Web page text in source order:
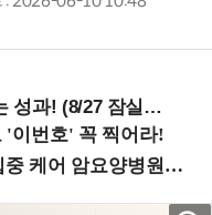
과! (8/27 잠실역)